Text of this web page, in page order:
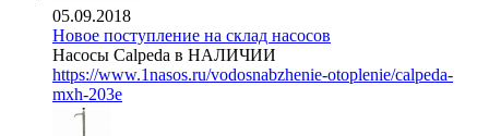
05.09.2018
Новое поступление на склад насосов
Насосы Calpeda в НАЛИЧИИ
https://www.1nasos.ru/vodosnabzhenie-otoplenie/calpeda-
mxh-203e